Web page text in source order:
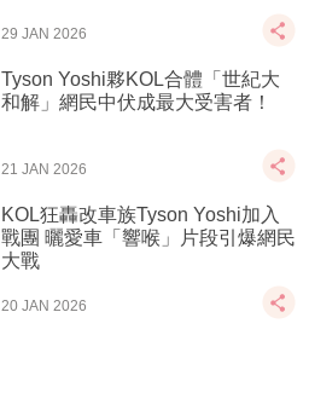
29 JAN 2026
Tyson Yoshi夥KOL合體「世紀大
和解」網民中伏成最大受害者！
21 JAN 2026
KOL狂轟改車族Tyson Yoshi加入
戰團 曬愛車「響喉」片段引爆網民
大戰
20 JAN 2026